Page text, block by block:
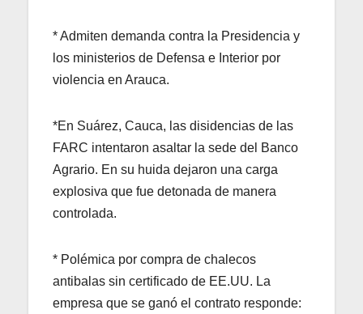
* Admiten demanda contra la Presidencia y
los ministerios de Defensa e Interior por
violencia en Arauca.
*En Suárez, Cauca, las disidencias de las
FARC intentaron asaltar la sede del Banco
Agrario. En su huida dejaron una carga
explosiva que fue detonada de manera
controlada.
* Polémica por compra de chalecos
antibalas sin certificado de EE.UU. La
empresa que se ganó el contrato responde: